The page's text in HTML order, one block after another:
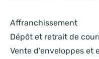
Affranchissement
Dépôt et retrait de
Vente d’enveloppes